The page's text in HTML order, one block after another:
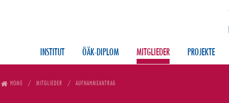
INSTITUT ÖÄK-DIPLOM MITGLIEDER PROJEKTE
HOME MITGLIEDER AUFNAHMEANTRAG